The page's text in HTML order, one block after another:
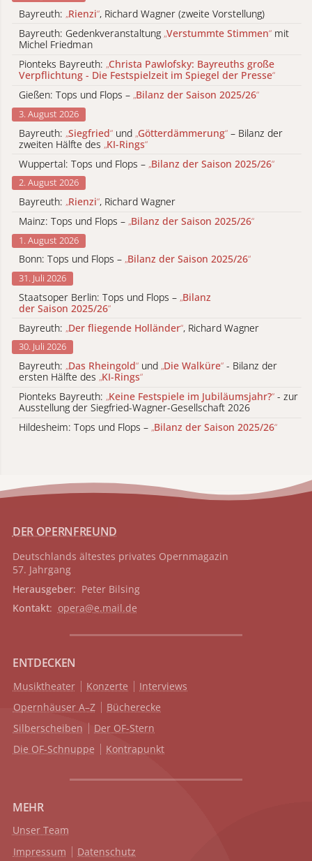
Bayreuth: „Rienzi“, Richard Wagner (zweite Vorstellung)
Bayreuth: Gedenkveranstaltung „Verstummte Stimmen“ mit
Michel Friedman
Pionteks Bayreuth: „Christa Pawlofsky: Bayreuths große
Verpflichtung - Die Festspielzeit im Spiegel der Presse“
Gießen: Tops und Flops – „Bilanz der Saison 2025/26“
3. August 2026
Bayreuth: „Siegfried“ und „Götterdämmerung“ – Bilanz der
zweiten Hälfte des „KI-Rings“
Wuppertal: Tops und Flops – „Bilanz der Saison 2025/26“
2. August 2026
Bayreuth: „Rienzi“, Richard Wagner
Mainz: Tops und Flops – „Bilanz der Saison 2025/26“
1. August 2026
Bonn: Tops und Flops – „Bilanz der Saison 2025/26“
31. Juli 2026
Staatsoper Berlin: Tops und Flops – „Bilanz
der Saison 2025/26“
Bayreuth: „Der fliegende Holländer“, Richard Wagner
30. Juli 2026
Bayreuth: „Das Rheingold“ und „Die Walküre“ - Bilanz der
ersten Hälfte des „KI-Rings“
Pionteks Bayreuth: „Keine Festspiele im Jubiläumsjahr?“ - zur
Ausstellung der Siegfried-Wagner-Gesellschaft 2026
Hildesheim: Tops und Flops – „Bilanz der Saison 2025/26“
DER OPERNFREUND
Deutschlands ältestes privates Opernmagazin
57. Jahrgang
Herausgeber: Peter Bilsing
Kontakt: opera@e.mail.de
ENTDECKEN
Musiktheater Konzerte
Interviews
Opernhäuser A–Z
Bücherecke
Silberscheiben
Der OF-Stern
Die OF-Schnuppe
Kontrapunkt
MEHR
Unser Team
Impressum
Datenschutz